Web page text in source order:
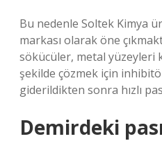
Bu nedenle Soltek Kimya
markası olarak öne
sökücüler, metal yüzeyleri
şekilde çözmek için
giderildikten sonra hızlı
Demirdeki